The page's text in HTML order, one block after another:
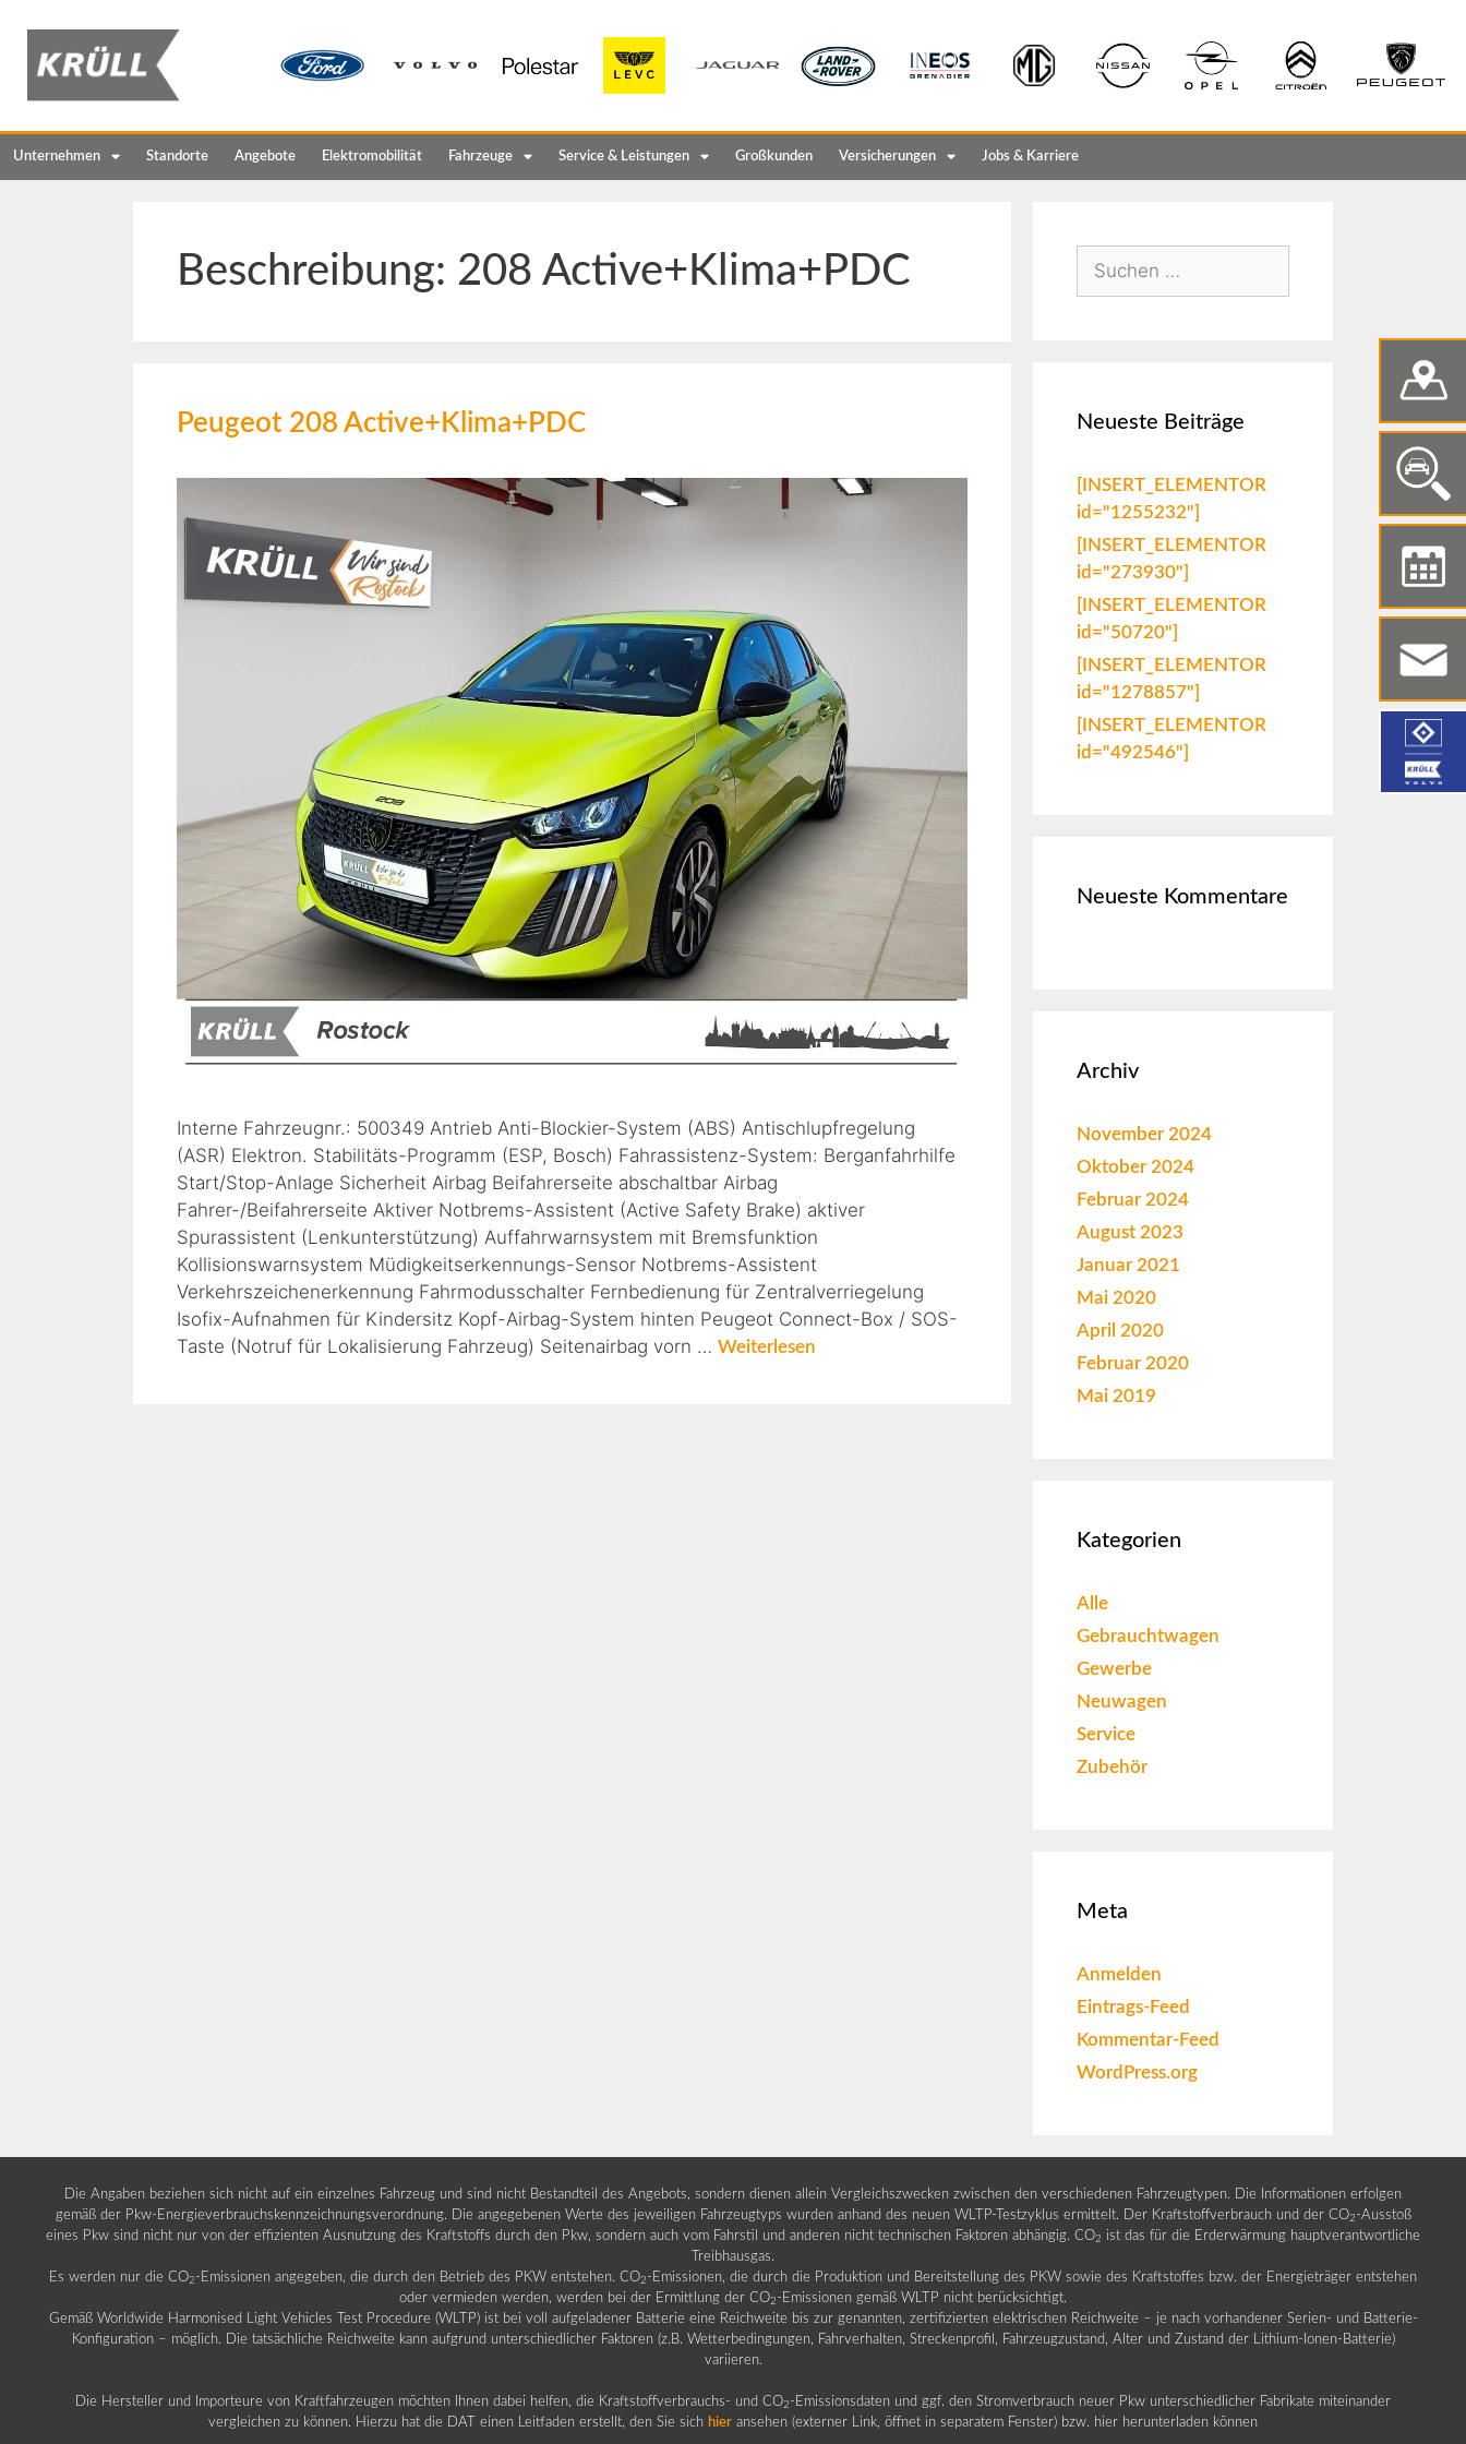
Unternehmen Standorte Angebote Elektromobilität Fahrzeuge Service & Leistungen Großkunden Versicherungen Jobs & Karriere
Beschreibung: 208 Active+Klima+PDC
Peugeot 208 Active+Klima+PDC
Interne Fahrzeugnr.: 500349 Antrieb Anti-Blockier-System (ABS) Antischlupfregelung
(ASR) Elektron. Stabilitäts-Programm (ESP, Bosch) Fahrassistenz-System: Berganfahrhilfe
Start/Stop-Anlage Sicherheit Airbag Beifahrerseite abschaltbar Airbag
Fahrer-/Beifahrerseite Aktiver Notbrems-Assistent (Active Safety Brake) aktiver
Spurassistent (Lenkunterstützung) Auffahrwarnsystem mit Bremsfunktion
Kollisionswarnsystem Müdigkeitserkennungs-Sensor Notbrems-Assistent
Verkehrszeichenerkennung Fahrmodusschalter Fernbedienung für Zentralverriegelung
Isofix-Aufnahmen für Kindersitz Kopf-Airbag-System hinten Peugeot Connect-Box / SOS-
Taste (Notruf für Lokalisierung Fahrzeug) Seitenairbag vorn … Weiterlesen
Neueste Beiträge
[INSERT_ELEMENTOR
id="1255232"]
[INSERT_ELEMENTOR
id="273930"]
[INSERT_ELEMENTOR
id="50720"]
[INSERT_ELEMENTOR
id="1278857"]
[INSERT_ELEMENTOR
id="492546"]
Neueste Kommentare
Archiv
November 2024
Oktober 2024
Februar 2024
August 2023
Januar 2021
Mai 2020
April 2020
Februar 2020
Mai 2019
Kategorien
Alle
Gebrauchtwagen
Gewerbe
Neuwagen
Service
Zubehör
Meta
Anmelden
Eintrags-Feed
Kommentar-Feed
WordPress.org
Die Angaben beziehen sich nicht auf ein einzelnes Fahrzeug und sind nicht Bestandteil des Angebots, sondern dienen allein Vergleichszwecken zwischen den verschiedenen Fahrzeugtypen. Die Informationen erfolgen
gemäß der Pkw-Energieverbrauchskennzeichnungsverordnung. Die angegebenen Werte des jeweiligen Fahrzeugtyps wurden anhand des neuen WLTP-Testzyklus ermittelt. Der Kraftstoffverbrauch und der CO2 -Ausstoß
eines Pkw sind nicht nur von der effizienten Ausnutzung des Kraftstoffs durch den Pkw, sondern auch vom Fahrstil und anderen nicht technischen Faktoren abhängig. CO2 ist das für die Erderwärmung hauptverantwortliche
Treibhausgas.
Es werden nur die CO2 -Emissionen angegeben, die durch den Betrieb des PKW entstehen. CO2 -Emissionen, die durch die Produktion und Bereitstellung des PKW sowie des Kraftstoffes bzw. der Energieträger entstehen
oder vermieden werden, werden bei der Ermittlung der CO2 -Emissionen gemäß WLTP nicht berücksichtigt.
Gemäß Worldwide Harmonised Light Vehicles Test Procedure (WLTP) ist bei voll aufgeladener Batterie eine Reichweite bis zur genannten, zertifizierten elektrischen Reichweite – je nach vorhandener Serien- und Batterie-
Konfiguration – möglich. Die tatsächliche Reichweite kann aufgrund unterschiedlicher Faktoren (z.B. Wetterbedingungen, Fahrverhalten, Streckenprofil, Fahrzeugzustand, Alter und Zustand der Lithium-Ionen-Batterie)
variieren.
Die Hersteller und Importeure von Kraftfahrzeugen möchten Ihnen dabei helfen, die Kraftstoffverbrauchs- und CO2 -Emissionsdaten und ggf. den Stromverbrauch neuer Pkw unterschiedlicher Fabrikate miteinander
vergleichen zu können. Hierzu hat die DAT einen Leitfaden erstellt, den Sie sich hier ansehen (externer Link, öffnet in separatem Fenster) bzw. hier herunterladen können